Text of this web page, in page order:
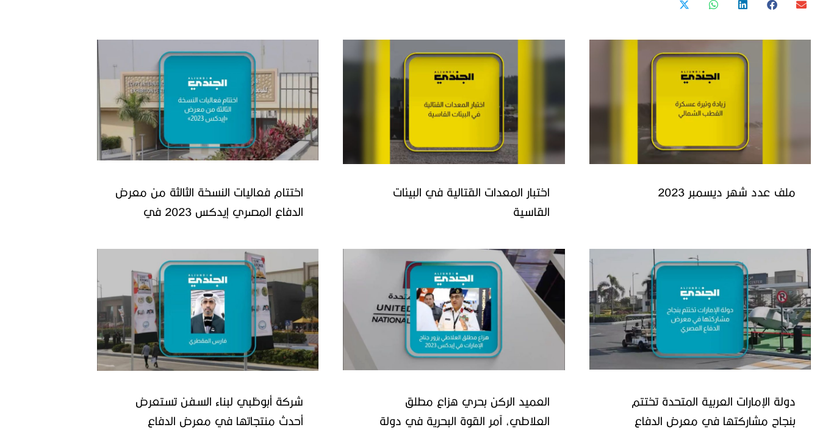
ملف عدد شهر ديسمبر 2023
اختبار المعدات القتالية في البيئات
القاسية
اختتام فعاليات النسخة الثالثة من معرض
الدفاع المصري إيدكس 2023 في
دولة الإمارات العربية المتحدة تختتم
بنجاح مشاركتها في معرض الدفاع
العميد الركن بحري هزاع مطلق
العلاطي، آمر القوة البحرية في دولة
شركة أبوظبي لبناء السفن تستعرض
أحدث منتجاتها في معرض الدفاع